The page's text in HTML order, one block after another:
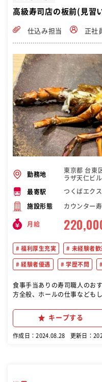
高級寿司店の板前(見習
仕込み担当 正社
勤務地
東京都 台東
ラザ天仁ビル
最寄駅 つくばエク
施設形態 カウンター
月給
福利厚生充実 未経験者歓
経験者優遇 学歴不問
食事手当ありの寿司職人のおすすめ転
方全般、ホールの仕事などもしていただき
まな調理技術を学ぶことがで
キープする
作成日：2024.08.28 更新日：